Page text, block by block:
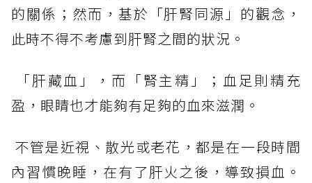
的關係；然而，基於「肝腎同源」的觀念，
此時不得不考慮到肝腎之間的狀況。
「肝藏血」，而「腎主精」；血足則精充
盈，眼睛也才能夠有足夠的血來滋潤。
不管是近視、散光或老花，都是在一段時間
內習慣晚睡，在有了肝火之後，導致損血。